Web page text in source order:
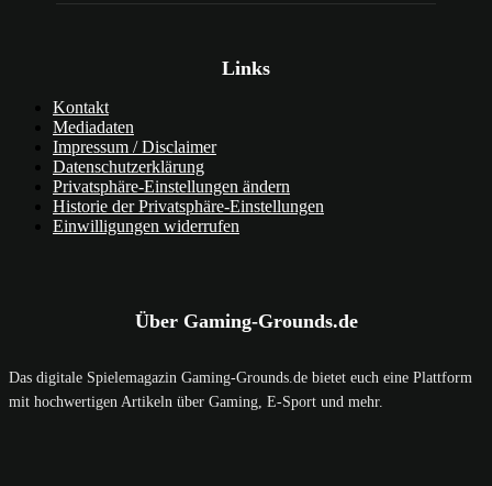
Links
Kontakt
Mediadaten
Impressum / Disclaimer
Datenschutzerklärung
Privatsphäre-Einstellungen ändern
Historie der Privatsphäre-Einstellungen
Einwilligungen widerrufen
Über Gaming-Grounds.de
Das digitale Spielemagazin Gaming-Grounds.de bietet euch eine Plattform
mit hochwertigen Artikeln über Gaming, E-Sport und mehr.